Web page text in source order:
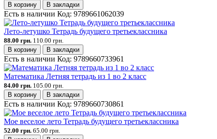
В корзину
В закладки
Есть в наличии Код: 9789661062039
Лето-летушко Тетрадь будущего третьеклассника
88.00 грн. 110.00 грн.
В корзину
В закладки
Есть в наличии Код: 9789660733961
Математика Летняя тетрадь из 1 во 2 класс
84.00 грн. 105.00 грн.
В корзину
В закладки
Есть в наличии Код: 9789660730861
Мое веселое лето Тетрадь будущего третьеклассника
52.00 грн. 65.00 грн.